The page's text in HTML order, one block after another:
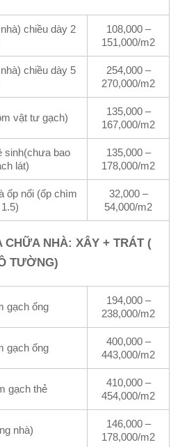
chiều dày 2
108,000 –
151,000/m2
chiều dày 5
254,000 –
270,000/m2
vật tư gạch)
135,000 –
167,000/m2
sinh(chưa bao
lát)
135,000 –
178,000/m2
ốp nổi (ốp chìm
32,000 –
54,000/m2
CHỮA NHÀ: XÂY + TRÁT (
TƯỜNG)
gạch ống
194,000 –
238,000/m2
gạch ống
400,000 –
443,000/m2
gạch thẻ
410,000 –
454,000/m2
nhà)
146,000 –
178,000/m2